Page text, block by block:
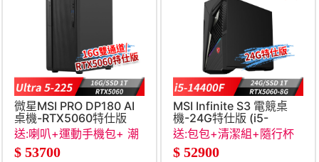
微星MSI PRO DP180 AI
桌機-RTX5060特仕版
(Ultra 5-
225&#47;16G&#47;1T&#47;RTX5060&#47;Win11Pro)
送:喇叭+運動手機包+ 潮
帽+RJ45轉接線
$ 53700
MSI Infinite S3 電競桌
機-24G特仕版 (i5-
14400F&#47;24G&#47;1T
SSD&#47;RTX5060-
8G&#47;Win11)
送:包包+清潔組+隨行杯
+RJ45轉接線
$ 52900